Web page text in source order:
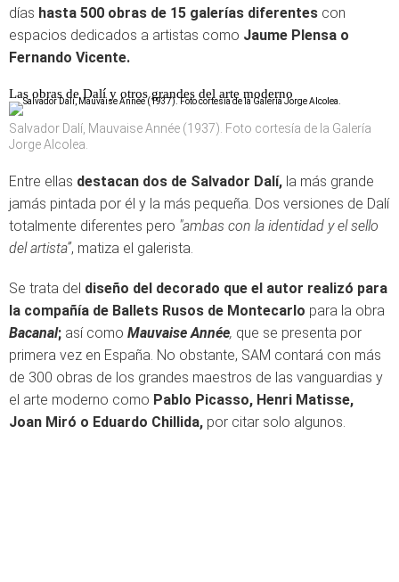
días hasta 500 obras de 15 galerías diferentes con
espacios dedicados a artistas como Jaume Plensa o
Fernando Vicente.
Las obras de Dalí y otros grandes del arte moderno
Salvador Dalí, Mauvaise Année (1937). Foto cortesía de la Galería
Jorge Alcolea.
Entre ellas destacan dos de Salvador Dalí, la más grande
jamás pintada por él y la más pequeña. Dos versiones de Dalí
totalmente diferentes pero "ambas con la identidad y el sello
del artista”, matiza el galerista.
Se trata del diseño del decorado que el autor realizó para
la compañía de Ballets Rusos de Montecarlo para la obra
Bacanal; así como Mauvaise Année, que se presenta por
primera vez en España. No obstante, SAM contará con más
de 300 obras de los grandes maestros de las vanguardias y
el arte moderno como Pablo Picasso, Henri Matisse,
Joan Miró o Eduardo Chillida, por citar solo algunos.